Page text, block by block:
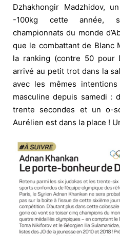
Dzhakhongir Madzhidov,
-100kg cette année,
championnats du monde
que le combattant de Blanc
la ranking (contre 50 pour
arrivé au petit trot dans la
avec les mêmes
masculine depuis samedi :
trente secondes et un o-
Aurélien est dans la place !